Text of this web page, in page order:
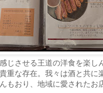
じさせる王道の洋食を楽し
重な存在。我々は酒と共に
もおり、地域に愛されたお